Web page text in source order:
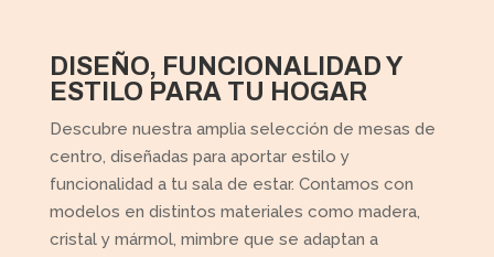
DISEÑO, FUNCIONALIDAD Y
ESTILO PARA TU HOGAR
Descubre nuestra amplia selección de mesas de
centro, diseñadas para aportar estilo y
funcionalidad a tu sala de estar. Contamos con
modelos en distintos materiales como madera,
cristal y mármol, mimbre que se adaptan a